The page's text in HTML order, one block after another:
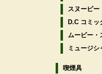
スヌーピー
D.C コミッ
ムービー・
ミュージシ
喫煙具